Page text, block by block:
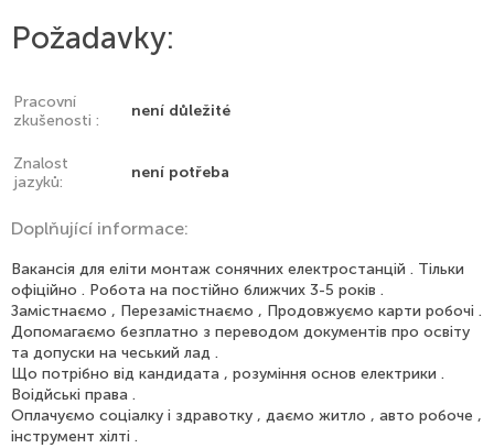
Požadavky:
Pracovní
zkušenosti :
není důležité
Znalost
jazyků:
není potřeba
Doplňující informace:
Вакансія для еліти монтаж сонячних електростанцій . Тільки
офіційно . Робота на постійно ближчих 3-5 років .
Замістнаємо , Перезамістнаємо , Продовжуємо карти робочі .
Допомагаємо безплатно з переводом документів про освіту
та допуски на чеський лад .
Що потрібно від кандидата , розуміння основ електрики .
Воідйські права .
Оплачуємо соціалку і здравотку , даємо житло , авто робоче ,
інструмент хілті .